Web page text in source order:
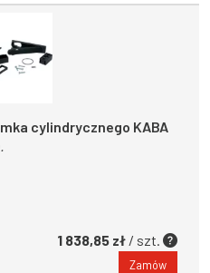
cylindrycznego KABA
1 838,85 zł / szt.
Zamów